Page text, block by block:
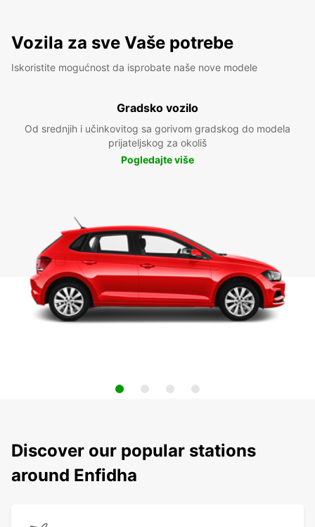
Vozila za sve Vaše potrebe
Iskoristite mogućnost da isprobate naše nove modele
Gradsko vozilo
Od srednjih i učinkovitog sa gorivom gradskog do modela
prijateljskog za okoliš
Pogledajte više
Discover our popular stations
around Enfidha